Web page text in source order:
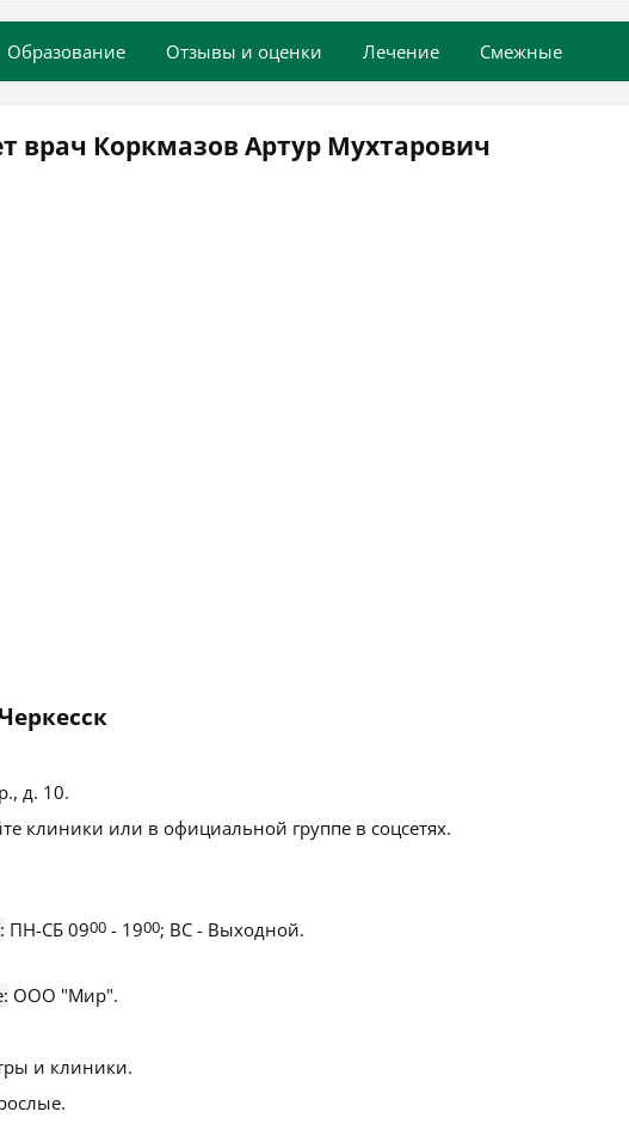
Образование Отзывы и оценки Лечение Смежные
врач Коркмазов Артур Мухтарович
д. 10.
клиники или в официальной группе в соцсетях.
ПН-СБ 0900 - 1900; ВС - Выходной.
ООО "Мир".
и клиники.